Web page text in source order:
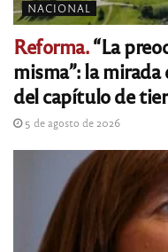
NACIONAL
Reforma.“La
misma”: la
del capítulo de
5 de agosto de 2026